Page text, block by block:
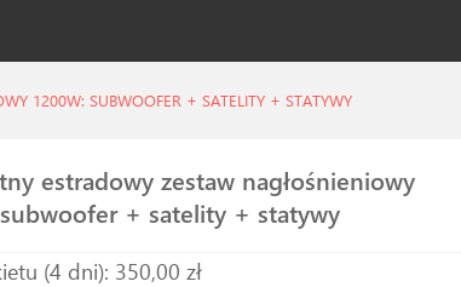
1200W: SUBWOOFER + SATELITY + STATYWY
estradowy zestaw nagłośnieniowy
+ satelity + statywy
(4 dni): 350,00 zł